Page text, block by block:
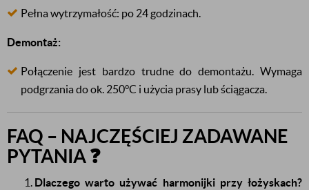
Pełna wytrzymałość: po 24 godzinach.
Demontaż:
Połączenie jest bardzo trudne do demontażu. Wymaga
podgrzania do ok. 250°C i użycia prasy lub ściągacza.
FAQ – NAJCZĘŚCIEJ ZADAWANE
PYTANIA ❓
Dlaczego warto używać harmonijki przy łożyskach?